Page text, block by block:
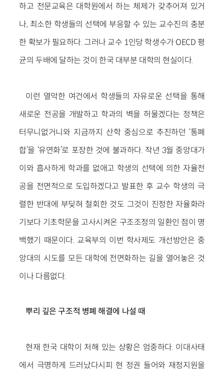
하고 전문교육은 대학원에서 하는 체제가 갖추어져 있거
나, 최소한 학생들의 선택에 부응할 수 있는 교수진의 충분
한 확보가 필요하다. 그러나 교수 1인당 학생수가 OECD 평
균의 두배에 달하는 것이 한국 대부분 대학의 현실이다.
이런 열악한 여건에서 학생들의 자유로운 선택을 통해
새로운 전공을 개발하고 학과의 벽을 허물겠다는 정책은
터무니없거니와 지금까지 산학 중심으로 추진하던 ‘통폐
합’을 ‘유연화’로 포장한 것에 불과하다. 작년 3월 중앙대가
이와 흡사하게 학과를 없애고 학생의 선택에 의한 자율전
공을 전면적으로 도입하겠다고 발표한 후 교수 학생의 극
렬한 반대에 부딪혀 철회한 것도 그것이 진정한 자율화라
기보다 기초학문을 고사시켜온 구조조정의 일환인 점이 명
백했기 때문이다. 교육부의 이번 학사제도 개선방안은 중
앙대의 시도를 모든 대학에 전면화하는 길을 열어놓은 것
이나 다름없다.
뿌리 깊은 구조적 병폐 해결에 나설 때
현재 한국 대학이 처해 있는 상황은 엄중하다. 이대사태
에서 극명하게 드러났다시피 현 정권 들어와 재정지원을